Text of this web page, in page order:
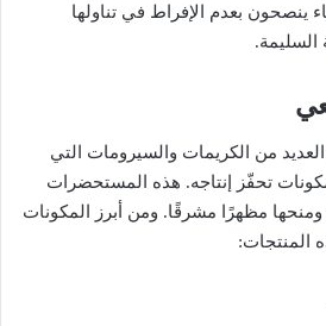
ينصحون بعدم الإفراط في تناولها
السليمة.
من الكريمات والسيرومات التي
تحفّز إنتاجه. هذه المستحضرات
مظهرًا مشرقًا. ومن أبرز المكونات
المنتجات: